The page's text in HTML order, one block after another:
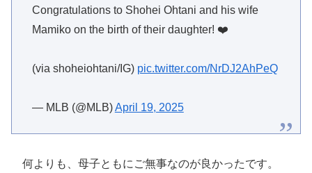
Congratulations to Shohei Ohtani and his wife
Mamiko on the birth of their daughter! ❤️
(via shoheiohtani/IG) pic.twitter.com/NrDJ2AhPeQ
— MLB (@MLB)April 19, 2025
何よりも、母子ともにご無事なのが良かったです。